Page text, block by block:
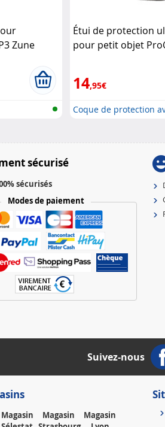
Zune
Étui de protection
pour petit objet
14,95€
Coque de protection
sécurisé
sécurisés
Modes de paiement
Suivez-nous
Magasin
Magasin
Magasin